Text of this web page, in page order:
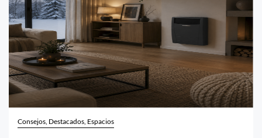
Consejos, Destacados, Espacios